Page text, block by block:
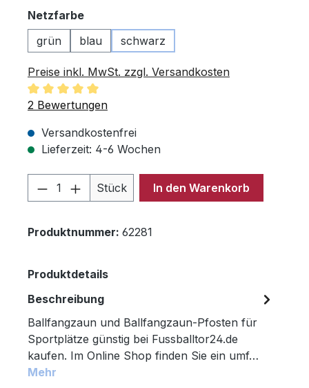
Netzfarbeauswählen
grün
blau schwarz
Preise inkl. MwSt. zzgl. Versandkosten
Durchschnittliche Bewertung von 5 von 5 Sternen
2 Bewertungen
Versandkostenfrei
Lieferzeit: 4-6 Wochen
Produkt Anzahl: Gib den
Stück In den Warenkorb
Produktnummer: 62281
Produktdetails
Beschreibung
Ballfangzaun und Ballfangzaun-Pfosten für
Sportplätze günstig bei Fussballtor24.de
kaufen. Im Online Shop finden Sie ein umf…
Mehr